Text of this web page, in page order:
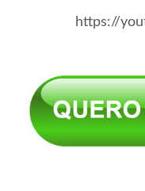
https://